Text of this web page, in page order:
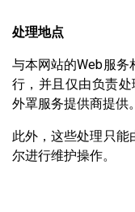
处理地点
与本网站的Web服务
行，并且仅由负责
外罩服务提供商提供。
此外，这些处理只能
尔进行维护操作。